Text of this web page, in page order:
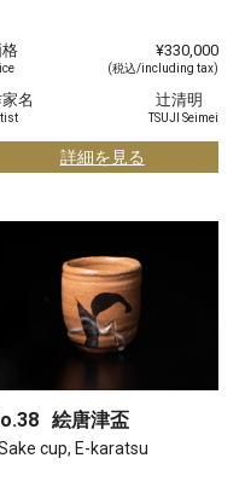
¥330,000
(税込/including tax)
名 辻清明
TSUJI Seimei
詳細を見る
絵唐津盃
cup, E-karatsu